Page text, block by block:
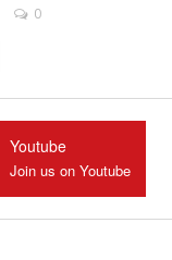
0
Youtube
Join us on Youtube